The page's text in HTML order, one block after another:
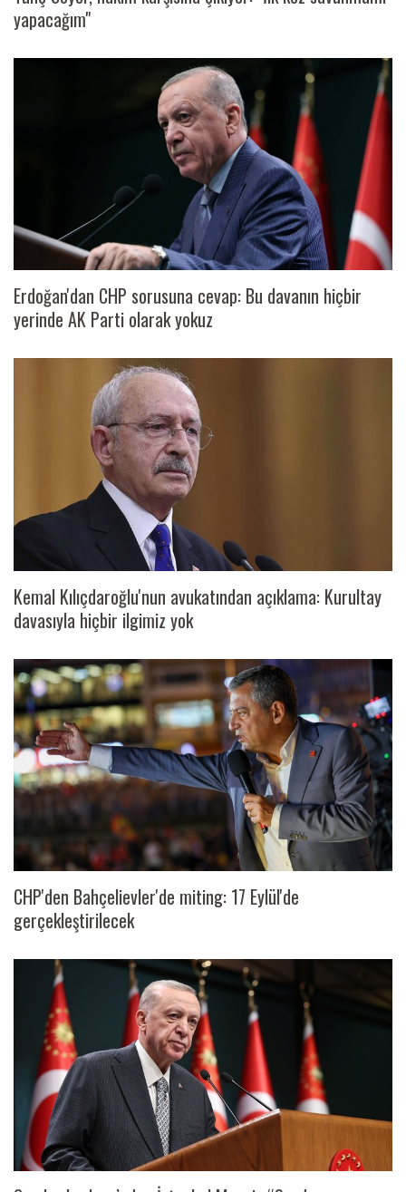
yapacağım"
Erdoğan'dan CHP sorusuna cevap: Bu davanın hiçbir
yerinde AK Parti olarak yokuz
Kemal Kılıçdaroğlu'nun avukatından açıklama: Kurultay
davasıyla hiçbir ilgimiz yok
CHP'den Bahçelievler'de miting: 17 Eylül'de
gerçekleştirilecek